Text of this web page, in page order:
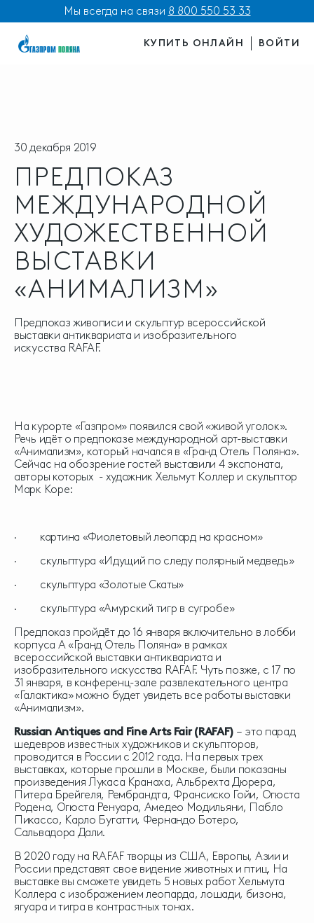
Мы всегда на связи 8 800 550 53 33
КУПИТЬ ОНЛАЙН ВОЙТИ
30 декабря 2019
ПРЕДПОКАЗ
МЕЖДУНАРОДНОЙ
ХУДОЖЕСТВЕННОЙ
ВЫСТАВКИ
«АНИМАЛИЗМ»
Предпоказ живописи и скульптур всероссийской
выставки антиквариата и изобразительного
искусства RAFAF.
На курорте «Газпром» появился свой «живой уголок».
Речь идёт о предпоказе международной арт-выставки
«Анимализм», который начался в «Гранд Отель Поляна».
Сейчас на обозрение гостей выставили 4 экспоната,
авторы которых - художник Хельмут Коллер и скульптор
Марк Коре:
· картина «Фиолетовый леопард на красном»
· скульптура «Идущий по следу полярный медведь»
· скульптура «Золотые Скаты»
· скульптура «Амурский тигр в сугробе»
Предпоказ пройдёт до 16 января включительно в лобби
корпуса А «Гранд Отель Поляна» в рамках
всероссийской выставки антиквариата и
изобразительного искусства RAFAF. Чуть позже, с 17 по
31 января, в конференц-зале развлекательного центра
«Галактика» можно будет увидеть все работы выставки
«Анимализм».
Russian Antiques and Fine Arts Fair (RAFAF) – это парад
шедевров известных художников и скульпторов,
проводится в России с 2012 года. На первых трех
выставках, которые прошли в Москве, были показаны
произведения Лукаса Кранаха, Альбрехта Дюрера,
Питера Брейгеля, Рембрандта, Франсиско Гойи, Огюста
Родена, Огюста Ренуара, Амедео Модильяни, Пабло
Пикассо, Карло Бугатти, Фернандо Ботеро,
Сальвадора Дали.
В 2020 году на RAFAF творцы из США, Европы, Азии и
России представят свое видение животных и птиц. На
выставке вы сможете увидеть 5 новых работ Хельмута
Коллера с изображением леопарда, лошади, бизона,
ягуара и тигра в контрастных тонах.